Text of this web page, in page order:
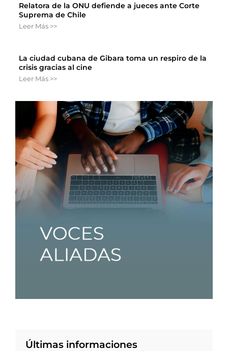
Relatora de la ONU defiende a jueces ante Corte
Suprema de Chile
Leer Más >>
La ciudad cubana de Gibara toma un respiro de la
crisis gracias al cine
Leer Más >>
Últimas informaciones